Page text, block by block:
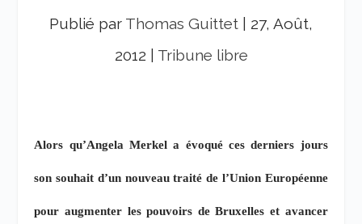
Publié par Thomas Guittet
27, Août,
2012
Tribune libre
Alors qu’Angela Merkel a évoqué ces derniers jours
son souhait d’un nouveau traité de l’Union Européenne
pour augmenter les pouvoirs de Bruxelles et avancer